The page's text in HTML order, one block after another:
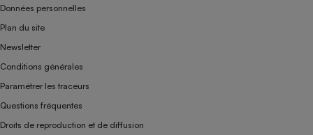
Données personnelles
Plan du site
Newsletter
Conditions générales
Paramétrer les traceurs
Questions fréquentes
Droits de reproduction et de diffusion